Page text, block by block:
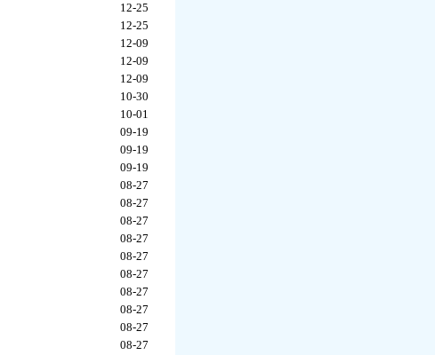
12-25
12-25
12-09
12-09
12-09
10-30
10-01
09-19
09-19
09-19
08-27
08-27
08-27
08-27
08-27
08-27
08-27
08-27
08-27
08-27